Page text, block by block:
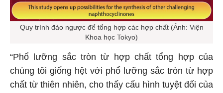
Quy trình đảo ngược để tổng hợp các hợp chất (Ảnh: Viện
Khoa học Tokyo)
“Phổ lưỡng sắc tròn từ hợp chất tổng hợp của
chúng tôi giống hệt với phổ lưỡng sắc tròn từ hợp
chất từ thiên nhiên, cho thấy cấu hình tuyệt đối của